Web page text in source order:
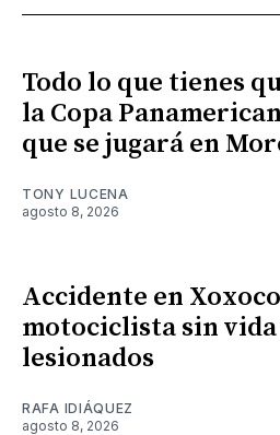
Todo lo que tienes
la Copa
que se jugará en
TONY LUCENA
agosto 8, 2026
Accidente en
motociclista sin
lesionados
RAFA IDIÁQUEZ
agosto 8, 2026